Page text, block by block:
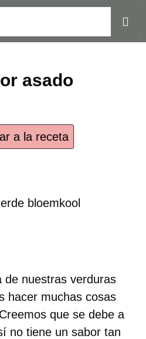
asado
a la receta
de nuestras verduras
hacer muchas cosas
que se debe a
no tiene un sabor tan